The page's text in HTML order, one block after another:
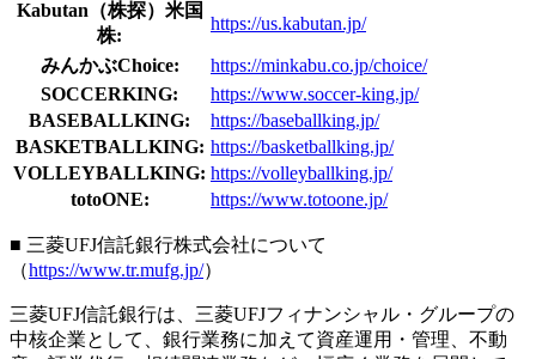
Kabutan（株探）米国
株:
https://us.kabutan.jp/
みんかぶChoice:
https://minkabu.co.jp/choice/
SOCCERKING:
https://www.soccer-king.jp/
BASEBALLKING:
https://baseballking.jp/
BASKETBALLKING: https://basketballking.jp/
VOLLEYBALLKING: https://volleyballking.jp/
totoONE:
https://www.totoone.jp/
■ 三菱UFJ信託銀行株式会社について
（https://www.tr.mufg.jp/）
三菱UFJ信託銀行は、三菱UFJフィナンシャル・グループの
中核企業として、銀行業務に加えて資産運用・管理、不動